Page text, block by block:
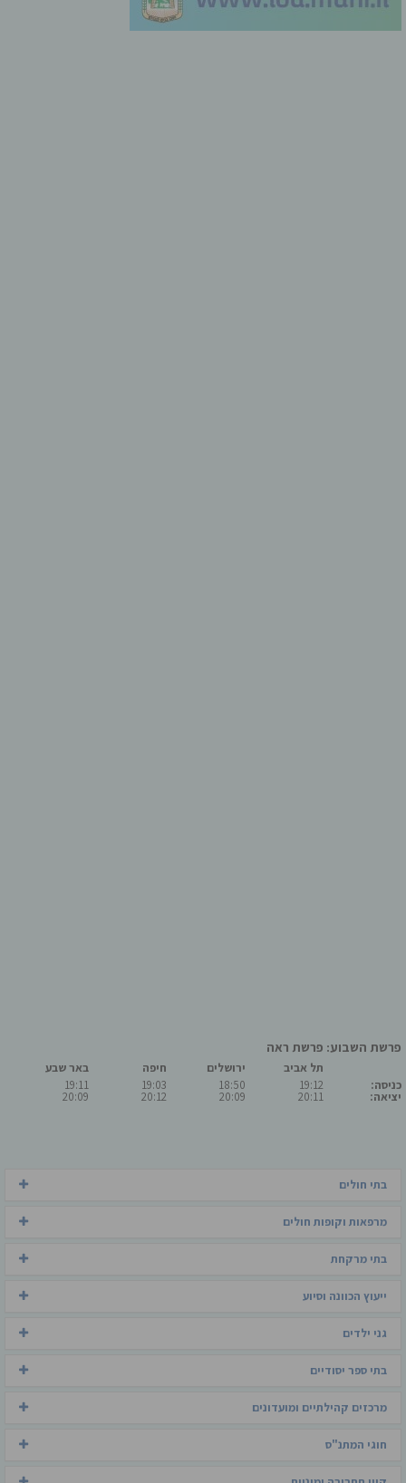
פרשת השבוע: פרשת ראה
כניסה:
יציאה:
תל אביב
19:12
20:11
ירושלים
18:50
20:09
חיפה
19:03
20:12
באר שבע
19:11
20:09
בתי חולים
מרפאות וקופות חולים
בתי מרקחת
ייעוץ הכוונה וסיוע
גני ילדים
בתי ספר יסודיים
מרכזים קהילתיים ומועדונים
חוגי המתנ"ס